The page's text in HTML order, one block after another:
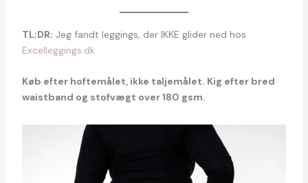
TL;DR: Jeg fandt leggings, der IKKE glider ned hos
Excelleggings.dk
Køb efter hoftemålet, ikke taljemålet. Kig efter bred
waistband og stofvægt over 180 gsm.